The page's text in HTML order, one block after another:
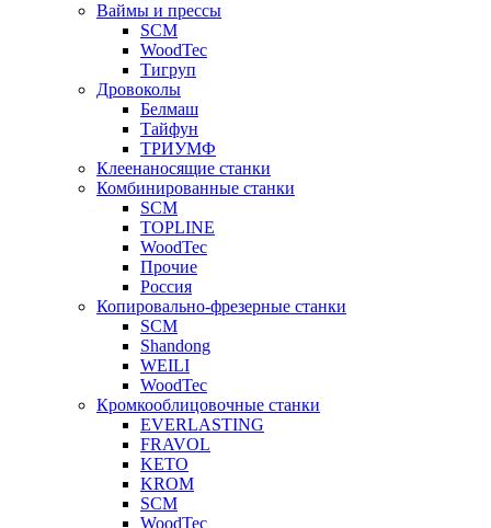
Ваймы и прессы
SCM
WoodTec
Тигруп
Дровоколы
Белмаш
Тайфун
ТРИУМФ
Клеенаносящие станки
Комбинированные станки
SCM
TOPLINE
WoodTec
Прочие
Россия
Копировально-фрезерные станки
SCM
Shandong
WEILI
WoodTec
Кромкооблицовочные станки
EVERLASTING
FRAVOL
KETO
KROM
SCM
WoodTec